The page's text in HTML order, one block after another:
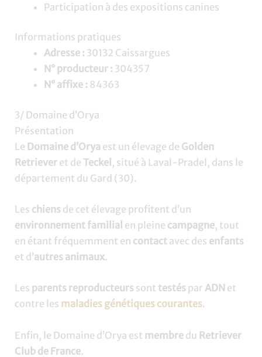
Participation à des expositions canines
Informations pratiques
Adresse : 30132 Caissargues
N° producteur : 304357
N° affixe : 84363
3/ Domaine d’Orya
Présentation
Le Domaine d’Orya est un élevage de Golden
Retriever et de Teckel , situé à Laval-Pradel, dans le
département du Gard (30).
Les chiens de cet élevage profitent d’un
environnement familial en pleine campagne, tout
en étant fréquemment en contact avec des enfants
et d’autres animaux.
Les parents reproducteurs sont testés parADN et
contre les maladies génétiques courantes.
Enfin, le Domaine d’Orya est membre du Retriever
Club de France.